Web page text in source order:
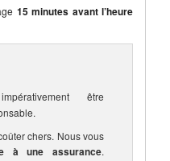
15 minutes avant l’heure
être
chers. Nous vous
à une assurance.